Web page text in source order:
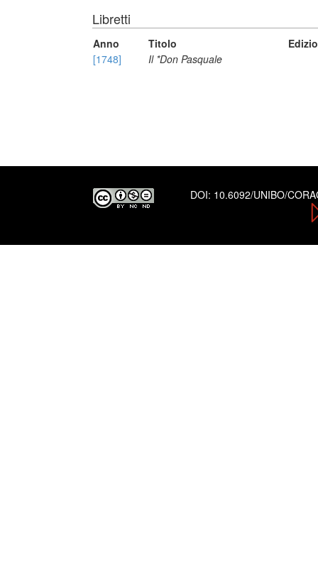
Libretti
Anno Titolo
[1748]
Il *Don Pasquale
DOI: 10.6092/UNIBO/